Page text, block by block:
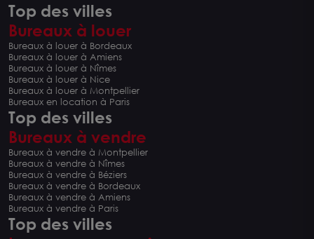
Top des villes
Bureaux à louer
Bureaux à louer à Bordeaux
Bureaux à louer à Amiens
Bureaux à louer à Nîmes
Bureaux à louer à Nice
Bureaux à louer à Montpellier
Bureaux en location à Paris
Top des villes
Bureaux à vendre
Bureaux à vendre à Montpellier
Bureaux à vendre à Nîmes
Bureaux à vendre à Béziers
Bureaux à vendre à Bordeaux
Bureaux à vendre à Amiens
Bureaux à vendre à Paris
Top des villes